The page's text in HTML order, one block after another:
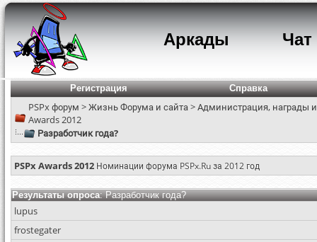
Аркады Чат
Регистрация Справка
PSPx форум >Жизнь Форума и сайта>Администрация, награды
Awards 2012
Разработчик года?
PSPx Awards 2012Номинации форума PSPx.Ru за 2012 год
Результаты опроса: Разработчик года?
lupus
frostegater